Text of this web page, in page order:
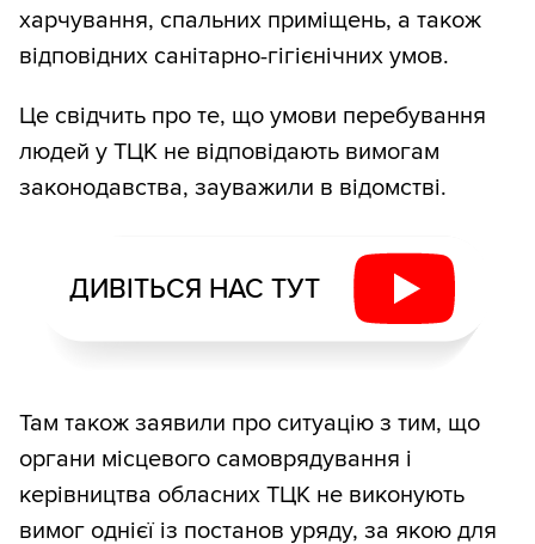
харчування, спальних приміщень, а також
відповідних санітарно-гігієнічних умов.
Це свідчить про те, що умови перебування
людей у ТЦК не відповідають вимогам
законодавства, зауважили в відомстві.
ДИВІТЬСЯ НАС ТУТ
Там також заявили про ситуацію з тим, що
органи місцевого самоврядування і
керівництва обласних ТЦК не виконують
вимог однієї із постанов уряду, за якою для